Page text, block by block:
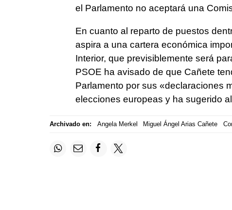
el Parlamento no aceptará una
En cuanto al reparto de puestos
aspira a una cartera económica
Interior, que previsiblemente será
PSOE ha avisado de que Cañete
Parlamento por sus «declaraciones
elecciones europeas y ha sugerido
Archivado en: Angela Merkel Miguel Ángel Arias Cañete